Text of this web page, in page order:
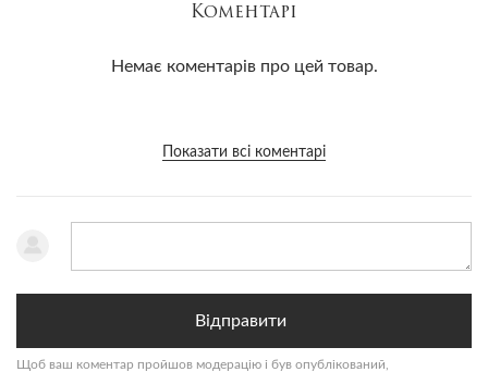
Коментарі
Немає коментарів про цей товар.
Показати всі коментарі
Відправити
Щоб ваш коментар пройшов модерацію і був опублікований,